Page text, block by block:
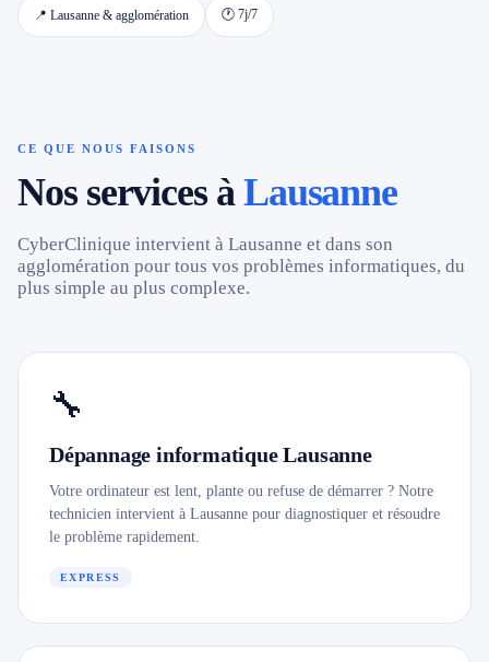
Gros-de-Vaud
Jura & Plateau
Hors zone 2
→ Toutes les zones d'intervention (21 villes)
📍 Lausanne & agglomération 🕐 7j/7
CE QUE NOUS FAISONS
Nos services àLausanne
CyberClinique intervient à Lausanne et dans son
agglomération pour tous vos problèmes informatiques, du
plus simple au plus complexe.
🔧
Dépannage informatique Lausanne
Votre ordinateur est lent, plante ou refuse de démarrer ? Notre
technicien intervient à Lausanne pour diagnostiquer et résoudre
le problème rapidement.
EXPRESS